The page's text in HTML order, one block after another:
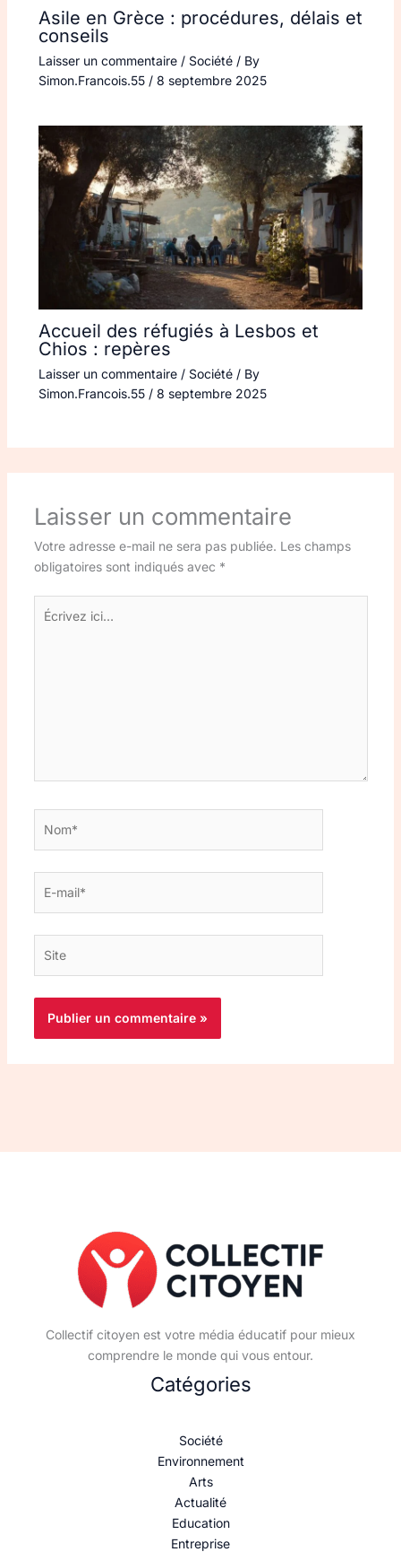
Asile en Grèce : procédures, délais et
conseils
Laisser un commentaire / Société/ By
Simon.Francois.55 / 8 septembre 2025
Accueil des réfugiés à Lesbos et
Chios : repères
Laisser un commentaire / Société/ By
Simon.Francois.55 / 8 septembre 2025
Laisser un commentaire
Votre adresse e-mail ne sera pas publiée. Les champs
obligatoires sont indiqués avec *
Écrivez
ici…
mail*
Collectif citoyen est votre média éducatif pour mieux
comprendre le monde qui vous entour.
Catégories
Société
Environnement
Arts
Actualité
Education
Entreprise